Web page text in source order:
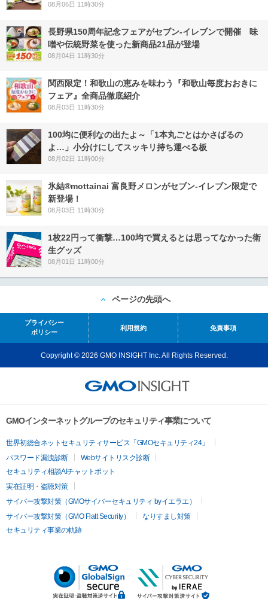
08月06日 11時30分
長野県150周年記念フェアがセブン-イレブンで開催 味
噌や伝統野菜を使った新商品21品が登場
08月04日 11時30分
関西限定！和歌山の恵みを味わう『和歌山毎度おおきに
フェア』全商品徹底紹介
08月03日 11時30分
100均に便利なの出たよ～「1本丸ごとはかさばるの
よ…」小分けにしてスッキリ持ち運べる板
08月02日 11時00分
氷結®mottainai 富良野メロンがセブン‐イレブン限定で
新登場！
08月03日 11時30分
1枚22円って衝撃…100均で買えるとは思ってなかった衛
生グッズ
08月01日 11時00分
ページの先頭へ
プライバシー
ポリシー
利用規約 免責事項
Copyright © 2026 GMO INSIGHT Inc. All Rights Reserved.
GMOインターネットグループのセキュリティ事業について
世界初総合ネットセキュリティサービス「GMOセキュリティ24」
パスワード漏洩診断
Webサイトリスク診断
セキュリティ相談AIチャットボット
実在証明・盗聴対策
サイバー攻撃対策（GMOサイバーセキュリティ byイエラエ）
サイバー攻撃対策（GMO Flatt Security）
なりすまし対策
セキュリティ事業の軌跡